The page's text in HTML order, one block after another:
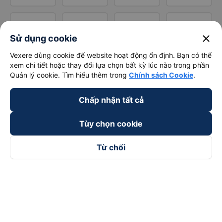
Sử dụng cookie close
Vexere dùng cookie để website hoạt động ổn định. Bạn có thể
xem chi tiết hoặc thay đổi lựa chọn bất kỳ lúc nào trong phần
Quản lý cookie. Tìm hiểu thêm trong Chính sách Cookie.
Chấp nhận tất cả
Tùy chọn cookie
Từ chối